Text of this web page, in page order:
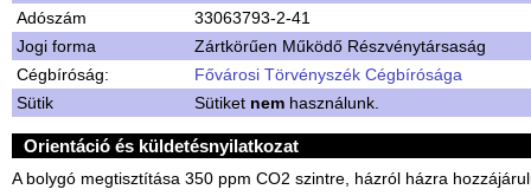
Adószám
33063793-2-41
Jogi forma
Zártkörűen Működő Részvénytársaság
Cégbíróság:
Fővárosi Törvényszék Cégbírósága
Sütik
Sütiket nem használunk.
Orientáció és küldetésnyilatkozat
A bolygó megtisztítása 350 ppm CO2 szintre, házról házra